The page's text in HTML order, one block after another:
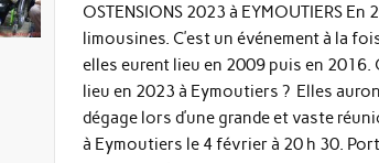
OSTENSIONS 2023 à EYMOUTIERS
limousines. C’est un événement à la
elles eurent lieu en 2009 puis en
lieu en 2023 à Eymoutiers ? Elles
dégage lors d’une grande et vaste
à Eymoutiers le 4 février à 20 h 30.